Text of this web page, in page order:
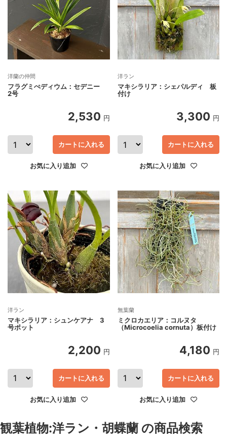
洋蘭の仲間
フラグミぺディウム：セデニー
2号
2,530 円
カートに入れる
お気に入り追加
洋ラン
マキシラリア：シェパルディ 板
付け
3,300 円
カートに入れる
お気に入り追加
洋ラン
マキシラリア：シュンケアナ 3
号ポット
2,200 円
カートに入れる
お気に入り追加
無葉蘭
ミクロカエリア：コルヌタ
（Microcoelia cornuta）板付け
4,180 円
カートに入れる
お気に入り追加
観葉植物:洋ラン・胡蝶蘭 の商品検索